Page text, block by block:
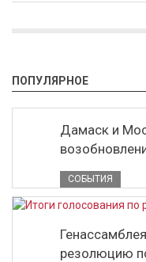
ПОПУЛЯРНОЕ
Дамаск и
СОБЫТИЯ
резолюцию